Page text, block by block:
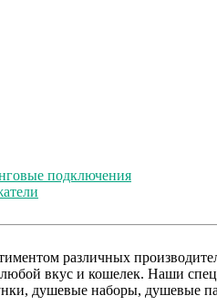
подключения
различных
вкус и кошелек. Наши
душевые наборы, душевые